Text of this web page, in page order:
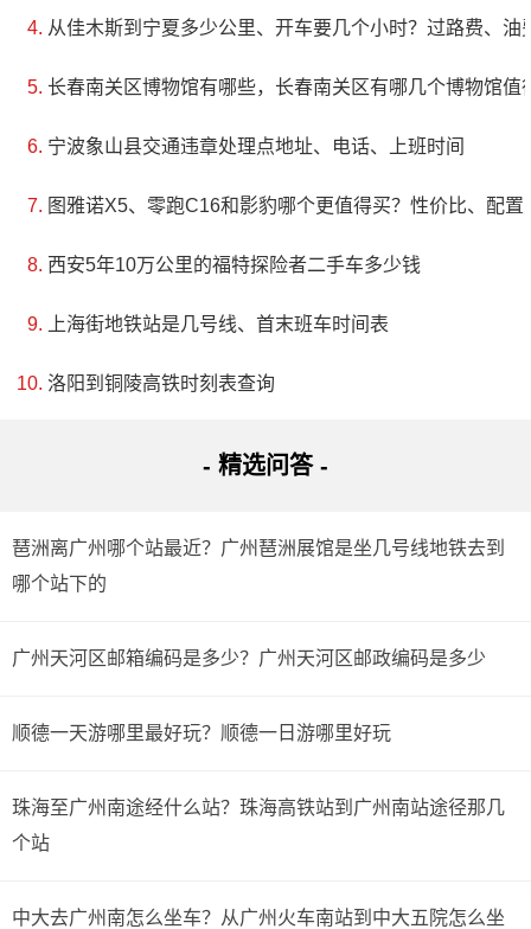
从佳木斯到宁夏多少公里、开车要几个小时？过路费、油
长春南关区博物馆有哪些，长春南关区有哪几个博物馆值
宁波象山县交通违章处理点地址、电话、上班时间
图雅诺X5、零跑C16和影豹哪个更值得买？性价比、配置
西安5年10万公里的福特探险者二手车多少钱
上海街地铁站是几号线、首末班车时间表
洛阳到铜陵高铁时刻表查询
- 精选问答 -
琶洲离广州哪个站最近？广州琶洲展馆是坐几号线地铁去到
哪个站下的
广州天河区邮箱编码是多少？广州天河区邮政编码是多少
顺德一天游哪里最好玩？顺德一日游哪里好玩
珠海至广州南途经什么站？珠海高铁站到广州南站途径那几
个站
中大去广州南怎么坐车？从广州火车南站到中大五院怎么坐